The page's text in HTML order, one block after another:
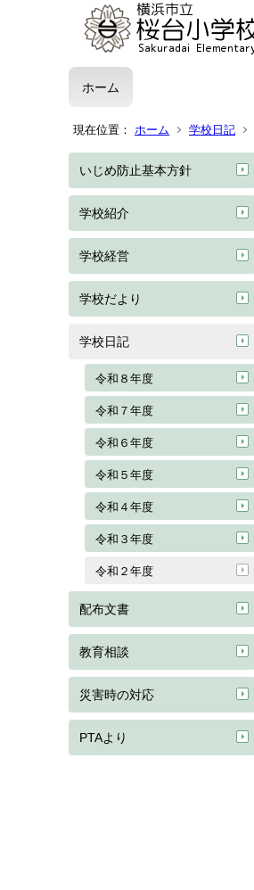
ホーム
現在位置： ホーム 学校日記
いじめ防止基本方針
学校紹介
学校経営
学校だより
学校日記
令和８年度
令和７年度
令和６年度
令和５年度
令和４年度
令和３年度
令和２年度
配布文書
教育相談
災害時の対応
PTAより